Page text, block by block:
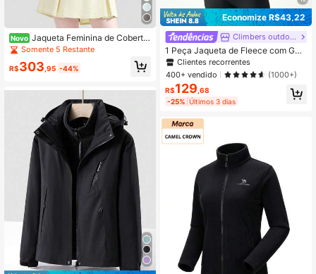
Novo Jaqueta Feminina de Cobertur
a Total com Proteção Solar (Ajuste
Solto) Beneunder AL008
Somente 5 Restante
R$303 ,95 -44%
Economize R$43,22
Climbers outdoorss
1 Peça Jaqueta de Fleece com Gol
a Alta para Mulheres, Respirável e
Quente, Ajuste Slim, Adequada para
Atividades ao Ar Livre como Camin
hada, Primavera/Outono/Inverno Pr
eta Esportiva
Clientes recorrentes
400+ vendido
(1000+)
R$129 ,68
-25% Últimos 3 dias